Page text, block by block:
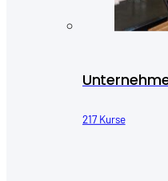
217 Kurse